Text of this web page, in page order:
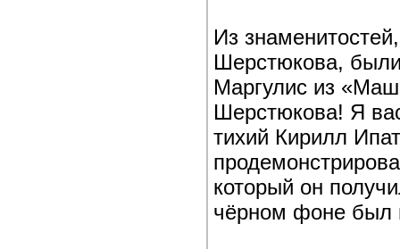
Из
Шерстюкова,
Маргулис из
Шерстюкова! Я
тихий Кирилл
который он
чёрном фоне был